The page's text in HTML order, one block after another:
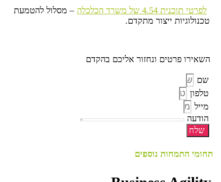
לפרטי תוכנית 4.54 של משרד הכלכלה
– מסלול להטמעת
טכנולוגיות ייצור מתקדם.
השאירו פרטים ונחזור אליכם בהקדם
שם
טלפון
מייל
הודעה
שלח
תחומי התמחות נוספים